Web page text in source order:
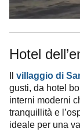
Hotel
villaggio di
gusti, da hotel
interni moderni
tranquillità e
ideale per una